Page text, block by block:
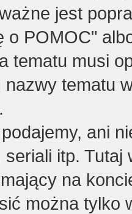
jest
o POMOC"
tematu musi
tematu
ani
itp. Tutaj
na
można tylko